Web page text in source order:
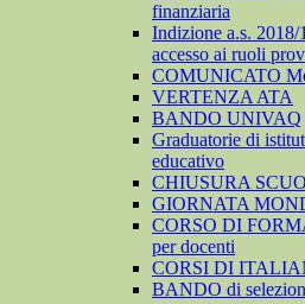
finanziaria
Indizione a.s.
accesso ai ruoli
COMUNICATO
VERTENZA ATA
BANDO UNIVAQ
Graduatorie di
educativo
CHIUSURA
GIORNATA
CORSO DI
per docenti
CORSI DI
BANDO di